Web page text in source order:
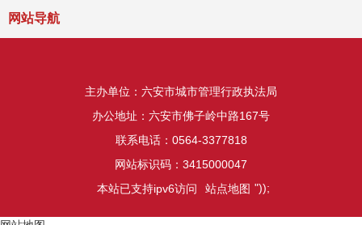
网站导航
主办单位：六安市城市管理行政执法局
办公地址：六安市佛子岭中路167号
联系电话：0564-3377818
网站标识码：3415000047
本站已支持ipv6访问
站点地图 "));